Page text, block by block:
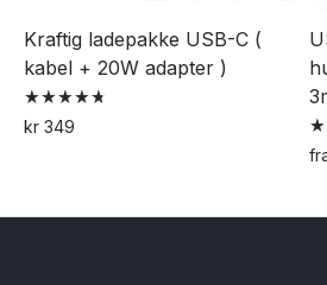
Kraftig ladepakke USB-C (
kabel + 20W adapter )
Vurdert
4.79
kr 349